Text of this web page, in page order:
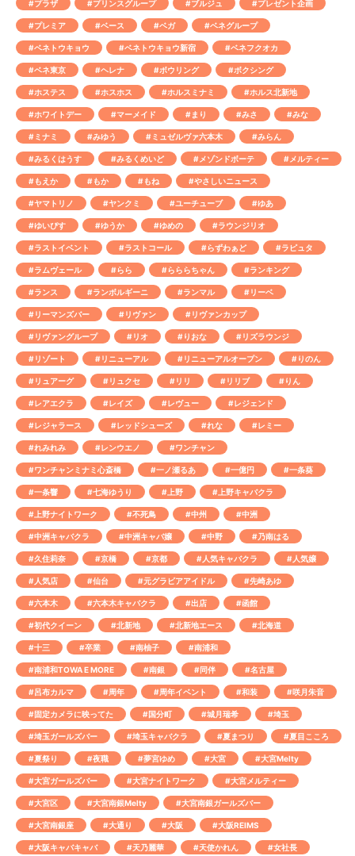
#プラザ #プリンスグループ #ブルジュ #プレゼント企画
#プレミア #ベース #ベガ #ベネグループ
#ベネトウキョウ #ベネトウキョウ新宿 #ベネフクオカ
#ベネ東京 #ヘレナ #ボウリング #ボクシング
#ホステス #ホスホス #ホルスミナミ #ホルス北新地
#ホワイトデー #マーメイド #まり #みさ #みな
#ミナミ #みゆう #ミュゼルヴァ六本木 #みらん
#みるくはうす #みるくめいど #メゾンドボーテ #メルティー
#もえか #もか #もね #やさしいニュース
#ヤマトリノ #ヤンクミ #ユーチューブ #ゆあ
#ゆいぴす #ゆうか #ゆめの #ラウンジリオ
#ラストイベント #ラストコール #らずわぁど #ラピュタ
#ラムヴェール #らら #らららちゃん #ランキング
#ランス #ランボルギーニ #ランマル #リーベ
#リーマンズバー #リヴァン #リヴァンカップ
#リヴァングループ #リオ #りおな #リズラウンジ
#リゾート #リニューアル #リニューアルオープン #りのん
#リュアーグ #リュクセ #リリ #リリブ #りん
#レアエクラ #レイズ #レヴュー #レジェンド
#レジャラース #レッドシューズ #れな #レミー
#れみれみ #レンウエノ #ワンチャン
#ワンチャンミナミ心斎橋 #一ノ瀬るあ #一億円 #一条葵
#一条響 #七海ゆうり #上野 #上野キャバクラ
#上野ナイトワーク #不死鳥 #中州 #中洲
#中洲キャバクラ #中洲キャバ嬢 #中野 #乃南はる
#久住莉奈 #京橋 #京都 #人気キャバクラ #人気嬢
#人気店 #仙台 #元グラビアアイドル #先崎あゆ
#六本木 #六本木キャバクラ #出店 #函館
#初代クイーン #北新地 #北新地エース #北海道
#十三 #卒業 #南柚子 #南浦和
#南浦和TOWA E MORE #南銀 #同伴 #名古屋
#呂布カルマ #周年 #周年イベント #和装 #咲月朱音
#固定カメラに映ってた #国分町 #城月瑞希 #埼玉
#埼玉ガールズバー #埼玉キャバクラ #夏まつり #夏目こころ
#夏祭り #夜職 #夢宮ゆめ #大宮 #大宮Melty
#大宮ガールズバー #大宮ナイトワーク #大宮メルティー
#大宮区 #大宮南銀Melty #大宮南銀ガールズバー
#大宮南銀座 #大通り #大阪 #大阪REIMS
#大阪キャバキャバ #天乃麗華 #天使かれん #女社長